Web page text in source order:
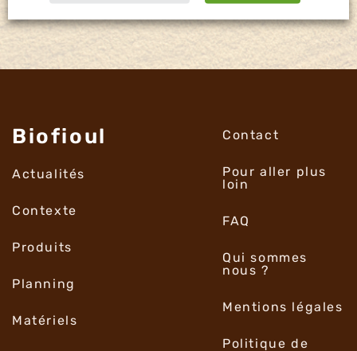
Biofioul
Actualités
Contexte
Produits
Planning
Matériels
Contact
Pour aller plus
loin
FAQ
Qui sommes
nous ?
Mentions légales
Politique de